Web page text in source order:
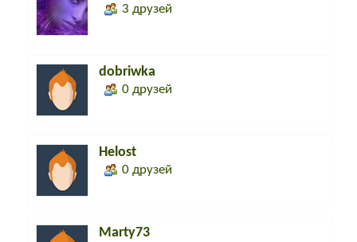
3 друзей
dobriwka
0 друзей
Helost
0 друзей
Marty73